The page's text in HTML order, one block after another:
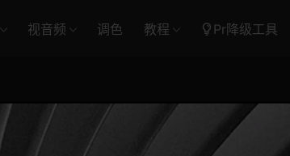
视音频 调色 教程 Pr降级工具